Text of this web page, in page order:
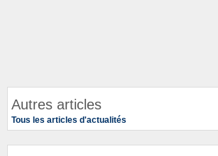
Autres articles
Tous les articles d'actualités